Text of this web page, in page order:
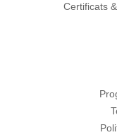
Certificats